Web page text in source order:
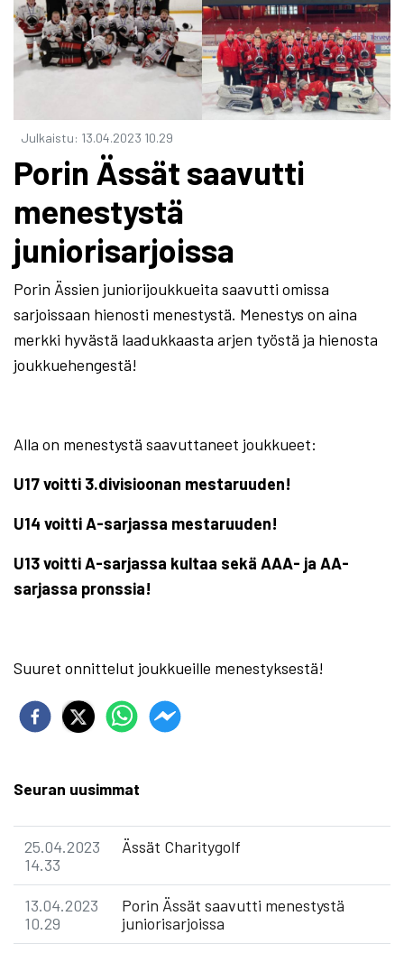
Julkaistu: 13.04.2023 10.29
Porin Ässät saavutti
menestystä
juniorisarjoissa
Porin Ässien juniorijoukkueita saavutti omissa
sarjoissaan hienosti menestystä. Menestys on aina
merkki hyvästä laadukkaasta arjen työstä ja hienosta
joukkuehengestä!
Alla on menestystä saavuttaneet joukkueet:
U17 voitti 3.divisioonan mestaruuden!
U14 voitti A-sarjassa mestaruuden!
U13 voitti A-sarjassa kultaa sekä AAA- ja AA-
sarjassa pronssia!
Suuret onnittelut joukkueille menestyksestä!
Seuran uusimmat
25.04.2023
14.33
Ässät Charitygolf
13.04.2023
10.29
Porin Ässät saavutti menestystä
juniorisarjoissa